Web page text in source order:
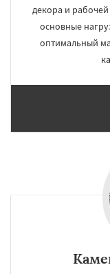
декора и
основные
оптимальный